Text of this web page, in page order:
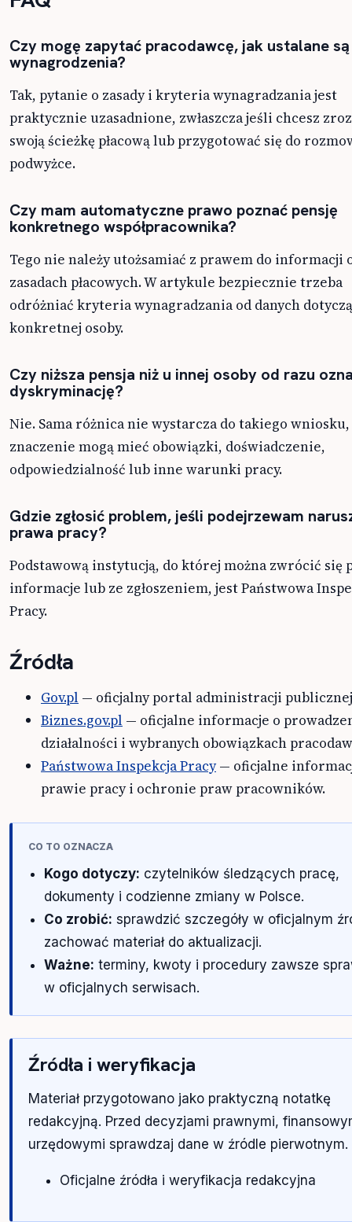
Czy mogę zapytać pracodawcę, jak ustalane są
wynagrodzenia?
Tak, pytanie o zasady i kryteria wynagradzania jest
praktycznie uzasadnione, zwłaszcza jeśli chcesz
swoją ścieżkę płacową lub przygotować się do
podwyżce.
Czy mam automatyczne prawo poznać pensję
konkretnego współpracownika?
Tego nie należy utożsamiać z prawem do informacji
zasadach płacowych. W artykule bezpiecznie trzeba
odróżniać kryteria wynagradzania od danych
konkretnej osoby.
Czy niższa pensja niż u innej osoby od razu
dyskryminację?
Nie. Sama różnica nie wystarcza do takiego wniosku,
znaczenie mogą mieć obowiązki, doświadczenie,
odpowiedzialność lub inne warunki pracy.
Gdzie zgłosić problem, jeśli podejrzewam
prawa pracy?
Podstawową instytucją, do której można zwrócić się
informacje lub ze zgłoszeniem, jest Państwowa
Pracy.
Źródła
Gov.pl — oficjalny portal administracji
Biznes.gov.pl — oficjalne informacje o
działalności i wybranych obowiązkach
Państwowa Inspekcja Pracy— oficjalne
prawie pracy i ochronie praw pracowników.
CO TO OZNACZA
Kogo dotyczy: czytelników śledzących pracę,
dokumenty i codzienne zmiany w Polsce.
Co zrobić: sprawdzić szczegóły w oficjalnym
zachować materiał do aktualizacji.
Ważne: terminy, kwoty i procedury zawsze
w oficjalnych serwisach.
Źródła i weryfikacja
Materiał przygotowano jako praktyczną notatkę
redakcyjną. Przed decyzjami prawnymi,
urzędowymi sprawdzaj dane w źródle pierwotnym.
Oficjalne źródła i weryfikacja redakcyjna